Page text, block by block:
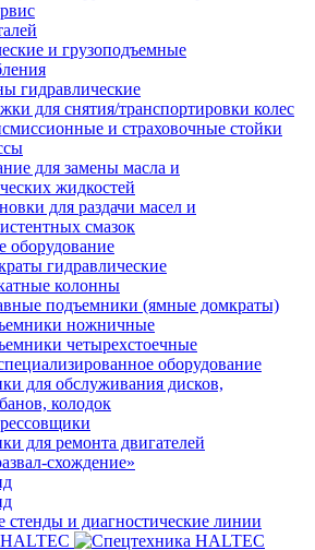
и грузоподъемные
гидравлические
для снятия/транспортировки колес
и страховочные стойки
для замены масла и
жидкостей
для раздачи масел и
смазок
оборудование
гидравлические
колонны
подъемники (ямные домкраты)
ножничные
четырехстоечные
оборудование
для обслуживания дисков,
колодок
для ремонта двигателей
схождение»
стенды и диагностические линии